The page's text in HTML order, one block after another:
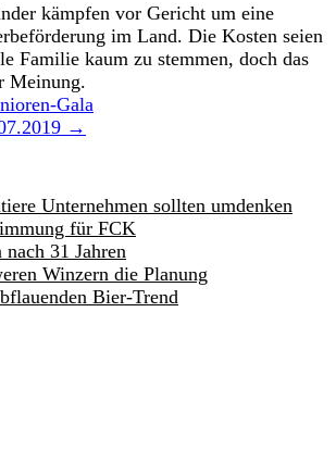
kämpfen vor Gericht um eine
im Land. Die Kosten seien
Familie kaum zu stemmen, doch das
Meinung.
Gala
→
Unternehmen sollten umdenken
für FCK
nach 31 Jahren
Winzern die Planung
Bier-Trend